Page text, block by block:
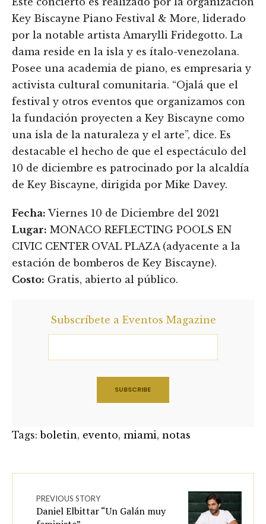
Key Biscayne Piano Festival & More, liderado
por la notable artista Amarylli Fridegotto. La
dama reside en la isla y es ítalo-venezolana.
Posee una academia de piano, es empresaria y
activista cultural comunitaria. “Ojalá que el
festival y otros eventos que organizamos con
la fundación proyecten a Key Biscayne como
una isla de la naturaleza y el arte”, dice. Es
destacable el hecho de que el espectáculo del
10 de diciembre es patrocinado por la alcaldía
de Key Biscayne, dirigida por Mike Davey.
Fecha: Viernes 10 de Diciembre del 2021
Lugar: MONACO REFLECTING POOLS EN
CIVIC CENTER OVAL PLAZA (adyacente a la
estación de bomberos de Key Biscayne).
Costo: Gratis, abierto al público.
Subscríbete a Eventos Magazine
Tags:boletin, evento, miami, notas
PREVIOUS STORY
Daniel Elbittar “Un Galán muy